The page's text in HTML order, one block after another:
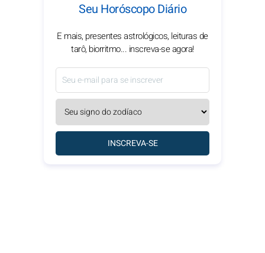
Seu Horóscopo Diário
E mais, presentes astrológicos, leituras de
tarô, biorritmo... inscreva-se agora!
INSCREVA-SE